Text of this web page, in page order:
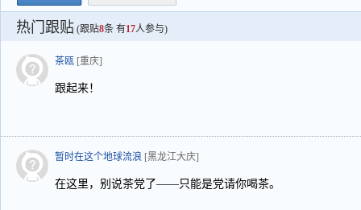
热门跟贴 (跟贴8条 有17人参与)
茶瓯 [重庆]
跟起来！
暂时在这个地球流浪 [黑龙江大庆]
在这里，别说茶党了——只能是党请你喝茶。